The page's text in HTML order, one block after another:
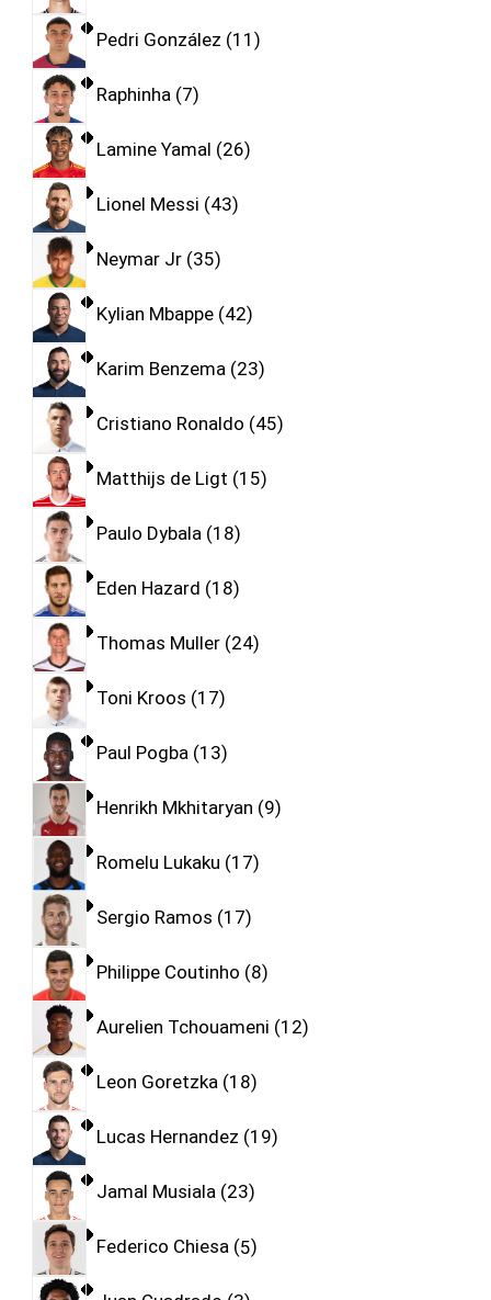
Pedri González 11
Raphinha 7
Lamine Yamal 26
Lionel Messi 43
Neymar Jr 35
Kylian Mbappe 42
Karim Benzema 23
Cristiano Ronaldo 45
Matthijs de Ligt 15
Paulo Dybala 18
Eden Hazard 18
Thomas Muller 24
Toni Kroos 17
Paul Pogba 13
Henrikh Mkhitaryan 9
Romelu Lukaku 17
Sergio Ramos 17
Philippe Coutinho 8
Aurelien Tchouameni 12
Leon Goretzka 18
Lucas Hernandez 19
Jamal Musiala 23
Federico Chiesa 5